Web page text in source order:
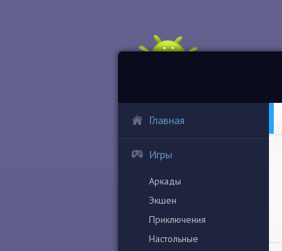
Главная
Игры
Аркады
Экшен
Приключения
Настольные